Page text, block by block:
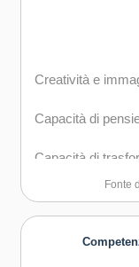
Creatività e
Capacità di
Capacità di
Capacità di
Fonte